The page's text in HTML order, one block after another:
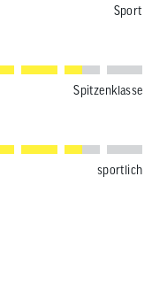
Sport
Spitzenklasse
sportlich